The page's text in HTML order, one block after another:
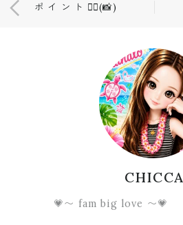
ポ イ ン ト ❤️‍🔥(📸)
CHICCA
💗〜 fam big love 〜💗